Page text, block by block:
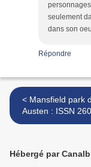
seulement
dans son
Répondre
< Mansfield park de Jane
Austen : ISSN
Hébergé par